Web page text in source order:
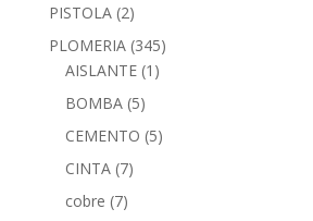
PISTOLA (2)
PLOMERIA (345)
AISLANTE (1)
BOMBA (5)
CEMENTO (5)
CINTA (7)
cobre (7)